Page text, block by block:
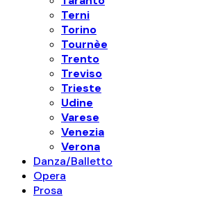
Terni
Torino
Tournèe
Trento
Treviso
Trieste
Udine
Varese
Venezia
Verona
Danza/Balletto
Opera
Prosa